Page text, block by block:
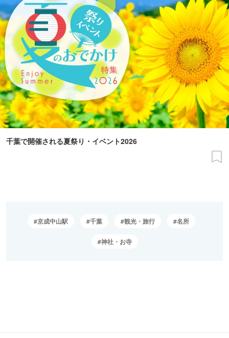
千葉で開催される夏祭り・イベント2026
京成中山駅 千葉 観光・旅行 名所
神社・お寺